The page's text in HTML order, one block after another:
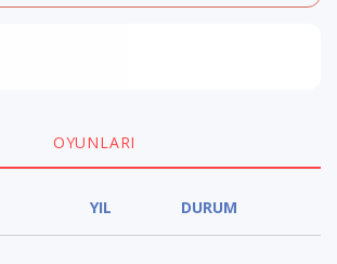
OYUNLARI
YIL DURUM